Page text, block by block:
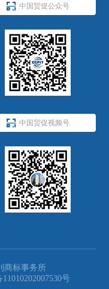
 中国贸促公众号
 中国贸促视频号
商标事务所
号